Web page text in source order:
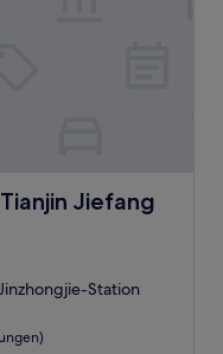
Jiefang
Jiefang Bridge
Station